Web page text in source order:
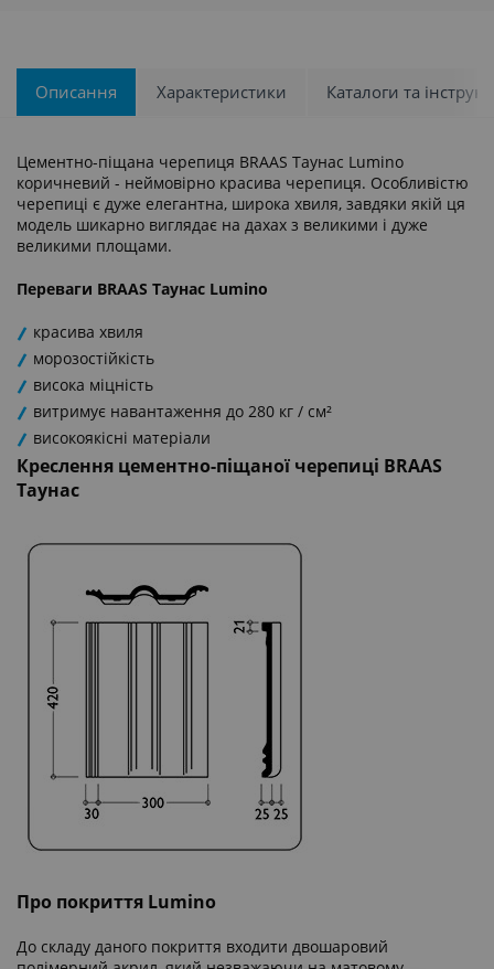
Описання Характеристики Каталоги та
Цементно-піщана черепиця BRAAS Таунас Lumino
коричневий - неймовірно красива черепиця. Особливістю
черепиці є дуже елегантна, широка хвиля, завдяки якій ця
модель шикарно виглядає на дахах з великими і дуже
великими площами.
Переваги BRAAS Таунас Lumino
красива хвиля
морозостійкість
висока міцність
витримує навантаження до 280 кг / см²
високоякісні матеріали
Креслення цементно-піщаної черепиці BRAAS
Таунас
Про покриття Lumino
До складу даного покриття входити двошаровий